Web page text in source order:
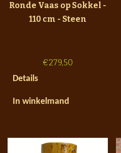
Ronde Vaas op Sokkel -
110 cm - Steen
€279,50
Details
In winkelmand